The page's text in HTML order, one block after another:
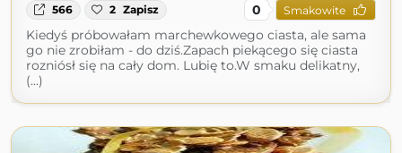
566 2 Zapisz 0 Smakowite
Kiedyś próbowałam marchewkowego ciasta, ale sama
go nie zrobiłam - do dziś.Zapach piekącego się ciasta
rozniósł się na cały dom. Lubię to.W smaku delikatny,
(...)